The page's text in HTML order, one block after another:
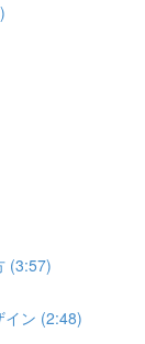
(3:57)
イン (2:48)